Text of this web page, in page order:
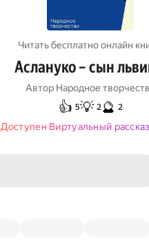
Читать бесплатно онлайн
Аслануко – сын
Автор Народное
👍 5💡 2🔮 2
Доступен Виртуальный